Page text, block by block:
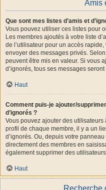
Amis
Que sont mes listes d’amis et
Vous pouvez utiliser ces listes pour
Les membres ajoutés à votre liste
de l’utilisateur pour un accès
envoyer des messages privés.
peuvent être mis en valeur. Si vous
d’ignorés, tous ses messages
Haut
Comment puis-je ajouter/
d’ignorés ?
Vous pouvez ajouter des
profil de chaque membre, il y a un
d’ignorés. Ou, depuis votre
directement des membres en
également supprimer des
Haut
Recherche